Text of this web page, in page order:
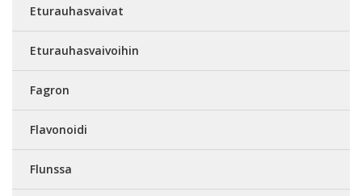
Eturauhasvaivat
Eturauhasvaivoihin
Fagron
Flavonoidi
Flunssa